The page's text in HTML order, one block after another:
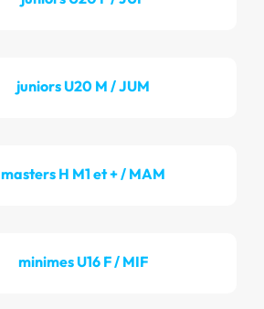
juniors U20 M / JUM
masters H M1 et + / MAM
minimes U16 F / MIF